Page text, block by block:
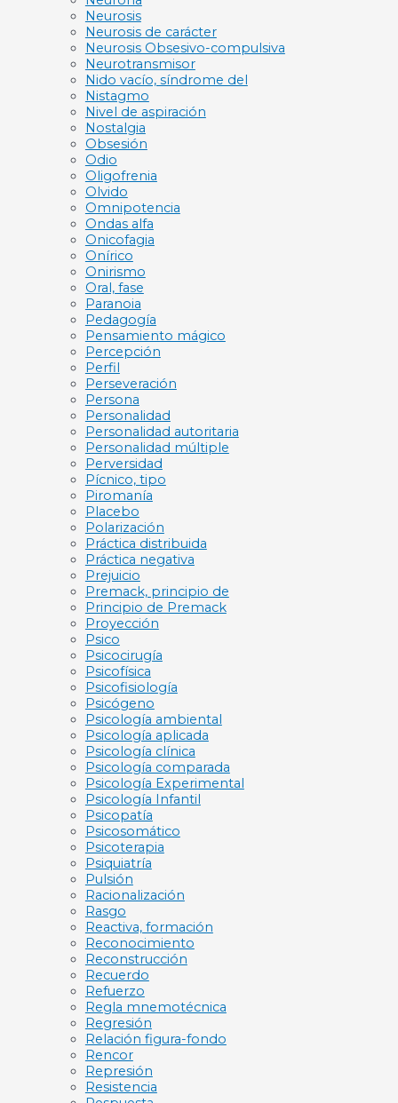
Neurosis
Neurosis de carácter
Neurosis Obsesivo-compulsiva
Neurotransmisor
Nido vacío, síndrome del
Nistagmo
Nivel de aspiración
Nostalgia
Obsesión
Odio
Oligofrenia
Olvido
Omnipotencia
Ondas alfa
Onicofagia
Onírico
Onirismo
Oral, fase
Paranoia
Pedagogía
Pensamiento mágico
Percepción
Perfil
Perseveración
Persona
Personalidad
Personalidad autoritaria
Personalidad múltiple
Perversidad
Pícnico, tipo
Piromanía
Placebo
Polarización
Práctica distribuida
Práctica negativa
Prejuicio
Premack, principio de
Principio de Premack
Proyección
Psico
Psicocirugía
Psicofísica
Psicofisiología
Psicógeno
Psicología ambiental
Psicología aplicada
Psicología clínica
Psicología comparada
Psicología Experimental
Psicología Infantil
Psicopatía
Psicosomático
Psicoterapia
Psiquiatría
Pulsión
Racionalización
Rasgo
Reactiva, formación
Reconocimiento
Reconstrucción
Recuerdo
Refuerzo
Regla mnemotécnica
Regresión
Relación figura-fondo
Rencor
Represión
Resistencia